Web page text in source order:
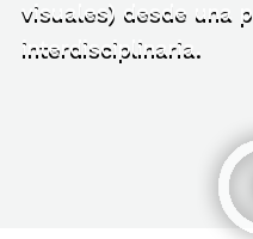
visuales) desde una
interdisciplinaria.